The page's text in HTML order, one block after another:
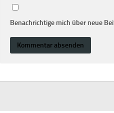
Benachrichtige mich über neue